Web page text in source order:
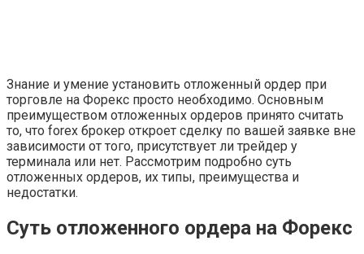
Знание и умение установить отложенный ордер при
торговле на Форекс просто необходимо. Основным
преимуществом отложенных ордеров принято считать
то, что forex брокер откроет сделку по вашей заявке вне
зависимости от того, присутствует ли трейдер у
терминала или нет. Рассмотрим подробно суть
отложенных ордеров, их типы, преимущества и
недостатки.
Суть отложенного ордера на Форекс